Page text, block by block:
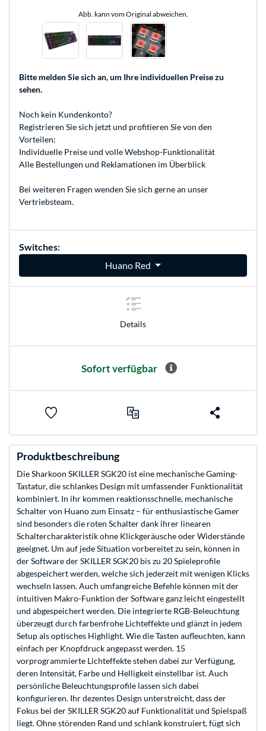
Abb. kann vom Original abweichen.
Bitte melden Sie sich an, um Ihre individuellen Preise zu
sehen.
Noch kein Kundenkonto?
Registrieren Sie sich jetzt und profitieren Sie von den
Vorteilen:
Individuelle Preise und volle Webshop-Funktionalität
Alle Bestellungen und Reklamationen im Überblick
Bei weiteren Fragen wenden Sie sich gerne an unser
Vertriebsteam.
Switches:
Huano Red
Details
Sofort verfügbar
Produktbeschreibung
Die Sharkoon SKILLER SGK20 ist eine mechanische Gaming-
Tastatur, die schlankes Design mit umfassender Funktionalität
kombiniert. In ihr kommen reaktionsschnelle, mechanische
Schalter von Huano zum Einsatz – für enthusiastische Gamer
sind besonders die roten Schalter dank ihrer linearen
Schaltercharakteristik ohne Klickgeräusche oder Widerstände
geeignet. Um auf jede Situation vorbereitet zu sein, können in
der Software der SKILLER SGK20 bis zu 20 Spieleprofile
abgespeichert werden, welche sich jederzeit mit wenigen Klicks
wechseln lassen. Auch umfangreiche Befehle können mit der
intuitiven Makro-Funktion der Software ganz leicht eingestellt
und abgespeichert werden. Die integrierte RGB-Beleuchtung
überzeugt durch farbenfrohe Lichteffekte und glänzt in jedem
Setup als optisches Highlight. Wie die Tasten aufleuchten, kann
einfach per Knopfdruck angepasst werden. 15
vorprogrammierte Lichteffekte stehen dabei zur Verfügung,
deren Intensität, Farbe und Helligkeit einstellbar ist. Auch
persönliche Beleuchtungsprofile lassen sich dabei
konfigurieren. Ihr dezentes Design unterstreicht, dass der
Fokus bei der SKILLER SGK20 auf Funktionalität und Spielspaß
liegt. Ohne störenden Rand und schlank konstruiert, fügt sich